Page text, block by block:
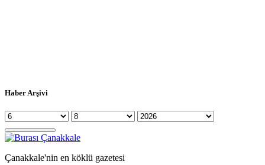
Haber Arşivi
Çanakkale'nin en köklü gazetesi